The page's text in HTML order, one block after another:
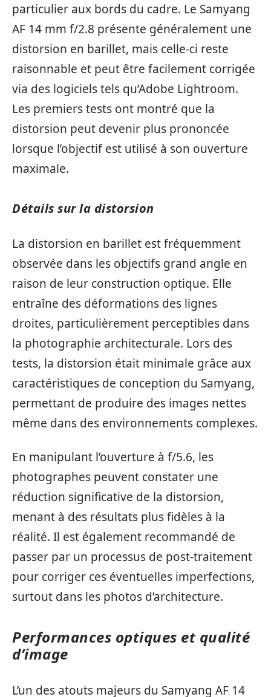
particulier aux bords du cadre. Le Samyang
AF 14 mm f/2.8 présente généralement une
distorsion en barillet, mais celle-ci reste
raisonnable et peut être facilement corrigée
via des logiciels tels qu’Adobe Lightroom.
Les premiers tests ont montré que la
distorsion peut devenir plus prononcée
lorsque l’objectif est utilisé à son ouverture
maximale.
Détails sur la distorsion
La distorsion en barillet est fréquemment
observée dans les objectifs grand angle en
raison de leur construction optique. Elle
entraîne des déformations des lignes
droites, particulièrement perceptibles dans
la photographie architecturale. Lors des
tests, la distorsion était minimale grâce aux
caractéristiques de conception du Samyang,
permettant de produire des images nettes
même dans des environnements complexes.
En manipulant l’ouverture à f/5.6, les
photographes peuvent constater une
réduction significative de la distorsion,
menant à des résultats plus fidèles à la
réalité. Il est également recommandé de
passer par un processus de post-traitement
pour corriger ces éventuelles imperfections,
surtout dans les photos d’architecture.
Performances optiques et qualité
d’image
L’un des atouts majeurs du Samyang AF 14